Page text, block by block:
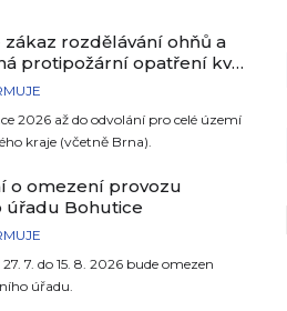
zákaz rozdělávání ohňů a
protipožární opatření kvůli
suchu a vysokým
2026 až do odvolání pro celé území
kraje (včetně Brna).
o omezení provozu
úřadu Bohutice
7. do 15. 8. 2026 bude omezen
úřadu.